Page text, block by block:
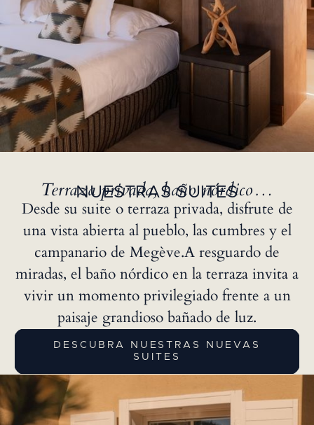
Terraza privada, baño nórdico…
NUESTRAS SUITES
Desde su suite o terraza privada, disfrute de
una vista abierta al pueblo, las cumbres y el
campanario de Megève.A resguardo de
miradas, el baño nórdico en la terraza invita a
vivir un momento privilegiado frente a un
paisaje grandioso bañado de luz.
DESCUBRA NUESTRAS NUEVAS
SUITES